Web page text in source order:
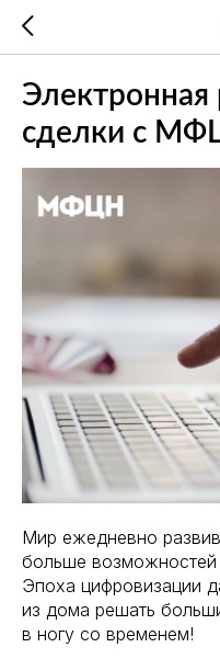
Электронная
сделки с
Мир ежедневно
больше
Эпоха цифровизации
из дома решать
в ногу со временем!